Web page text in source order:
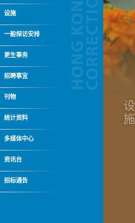
设施
一般探访安排
更生事务
招聘事宜
刊物
统计资料
多媒体中心
资讯台
招标通告